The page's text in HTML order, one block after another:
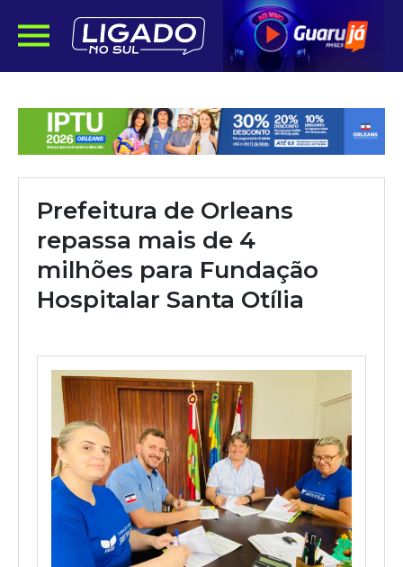
Prefeitura de Orleans
repassa mais de 4
milhões para Fundação
Hospitalar Santa Otília